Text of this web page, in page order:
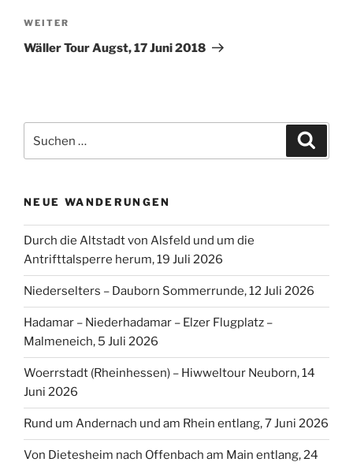
Nächster
Beitrag
WEITER
Wäller Tour Augst, 17 Juni 2018
nach:
NEUE WANDERUNGEN
Durch die Altstadt von Alsfeld und um die
Antrifttalsperre herum, 19 Juli 2026
Niederselters – Dauborn Sommerrunde, 12 Juli 2026
Hadamar – Niederhadamar – Elzer Flugplatz –
Malmeneich, 5 Juli 2026
Woerrstadt (Rheinhessen) – Hiwweltour Neuborn, 14
Juni 2026
Rund um Andernach und am Rhein entlang, 7 Juni 2026
Von Dietesheim nach Offenbach am Main entlang, 24